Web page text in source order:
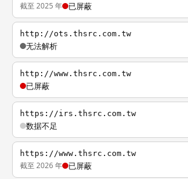
截至 2025 年 已屏蔽
http://ots.thsrc.com.tw
无法解析
http://www.thsrc.com.tw
已屏蔽
https://irs.thsrc.com.tw
数据不足
https://www.thsrc.com.tw
截至 2026 年 已屏蔽